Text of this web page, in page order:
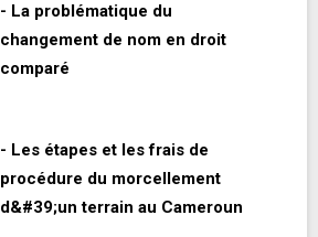
- La problématique du
changement de nom en droit
comparé
- Les étapes et les frais de
procédure du morcellement
d&#39;un terrain au Cameroun